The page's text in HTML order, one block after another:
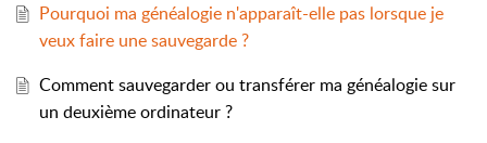
Pourquoi ma généalogie n'apparaît-elle pas lorsque je
veux faire une sauvegarde ?
Comment sauvegarder ou transférer ma généalogie sur
un deuxième ordinateur ?